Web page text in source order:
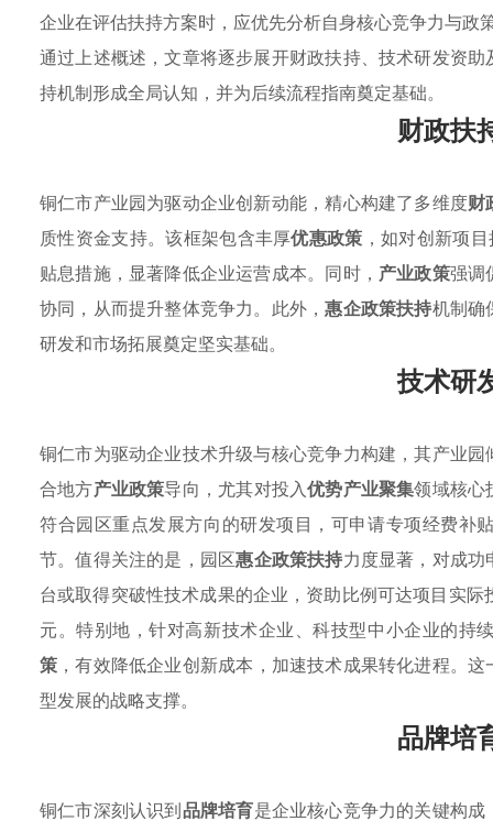
企业在评估扶持方案时，应优先分析自身核心竞争力与政
通过上述概述，文章将逐步展开财政扶持、技术研发资
持机制形成全局认知，并为后续流程指南奠定基础。
财政扶
铜仁市产业园为驱动企业创新动能，精心构建了多维度财
质性资金支持。该框架包含丰厚优惠政策 ，如对创新项
贴息措施，显著降低企业运营成本。同时， 产业政策强调
协同，从而提升整体竞争力。此外，惠企政策扶持机制确
研发和市场拓展奠定坚实基础。
技术研
铜仁市为驱动企业技术升级与核心竞争力构建，其产业
合地方产业政策导向，尤其对投入优势产业聚集领域核心
符合园区重点发展方向的研发项目，可申请专项经费补
节。值得关注的是，园区惠企政策扶持力度显著，对成
台或取得突破性技术成果的企业，资助比例可达项目实
元。特别地，针对高新技术企业、科技型中小企业的持
策 ，有效降低企业创新成本，加速技术成果转化进程。
型发展的战略支撑。
品牌培
铜仁市深刻认识到品牌培育是企业核心竞争力的关键构